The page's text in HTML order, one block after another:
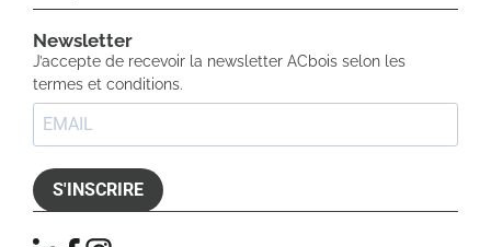
Newsletter​
J’accepte de recevoir la newsletter ACbois selon les
termes et conditions.
S'INSCRIRE